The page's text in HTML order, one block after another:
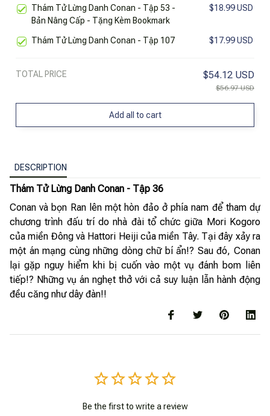
Thám Tử Lừng Danh Conan - Tập 53 -
Bản Nâng Cấp - Tặng Kèm Bookmark
$18.99 USD
Thám Tử Lừng Danh Conan - Tập 107 $17.99 USD
TOTAL PRICE $54.12 USD
$56.97 USD
Add all to cart
DESCRIPTION
Thám Tử Lừng Danh Conan - Tập 36
Conan và bọn Ran lên một hòn đảo ở phía nam để tham dự
chương trình đấu trí do nhà đài tổ chức giữa Mori Kogoro
của miền Đông và Hattori Heiji của miền Tây. Tại đây xảy ra
một án mạng cùng những dòng chữ bí ẩn!? Sau đó, Conan
lại gặp nguy hiểm khi bị cuốn vào một vụ đánh bom liên
tiếp!? Những vụ án nghẹt thở với cả suy luận lẫn hành động
đều căng như dây đàn!!
Be the first to write a review